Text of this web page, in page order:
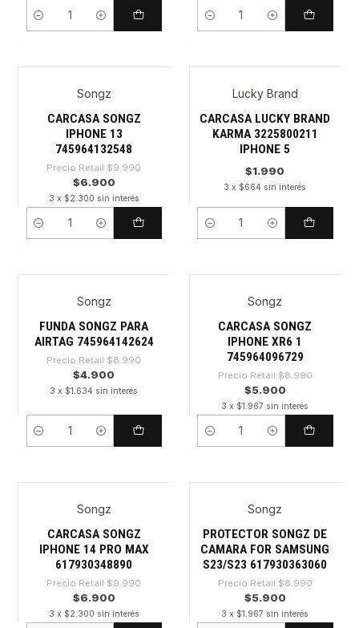
Cantidad Cantidad
Songz
CARCASA SONGZ
IPHONE 13
745964132548
Precio Retail $9.990
$6.900
3 x $2.300 sin interés
Cantidad
Lucky Brand
CARCASA LUCKY BRAND
KARMA 3225800211
IPHONE 5
$1.990
3 x $664 sin interés
Cantidad
Songz
FUNDA SONGZ PARA
AIRTAG 745964142624
Precio Retail $8.990
$4.900
3 x $1.634 sin interés
Cantidad
Songz
CARCASA SONGZ
IPHONE XR6 1
745964096729
Precio Retail $8.990
$5.900
3 x $1.967 sin interés
Cantidad
Songz
CARCASA SONGZ
IPHONE 14 PRO MAX
617930348890
Precio Retail $9.990
$6.900
3 x $2.300 sin interés
Songz
PROTECTOR SONGZ DE
CAMARA FOR SAMSUNG
S23/S23 617930363060
Precio Retail $8.990
$5.900
3 x $1.967 sin interés